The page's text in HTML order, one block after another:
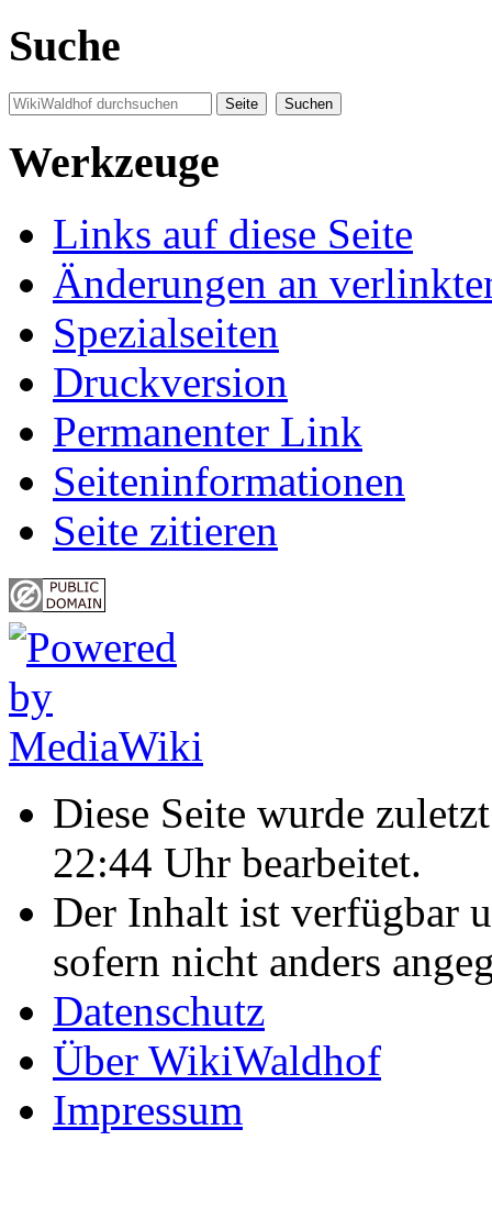
Suche
Werkzeuge
Links auf diese Seite
Änderungen an
Spezialseiten
Druckversion
Permanenter Link
Seiten­informationen
Seite zitieren
Diese Seite wurde
22:44 Uhr bearbeitet.
Der Inhalt ist verfügbar
sofern nicht anders
Datenschutz
Über WikiWaldhof
Impressum